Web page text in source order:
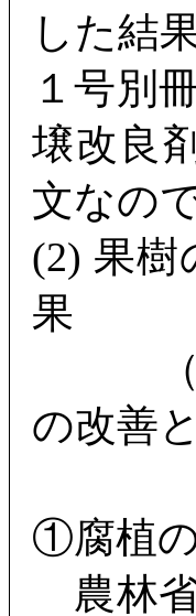
した結
１号別
壌改良
文なの
(2) 果樹
果
（土
の改善
効
①腐植
農林省